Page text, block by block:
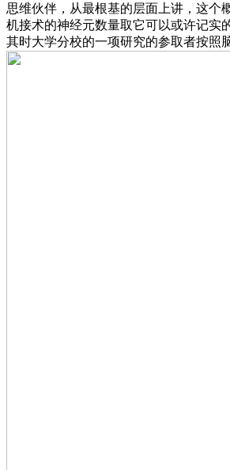
思维伙伴，从最根基的层面上讲，这个
机接术的神经元数量取它可以或许记实
其时大学分校的一项研究的参取者按照